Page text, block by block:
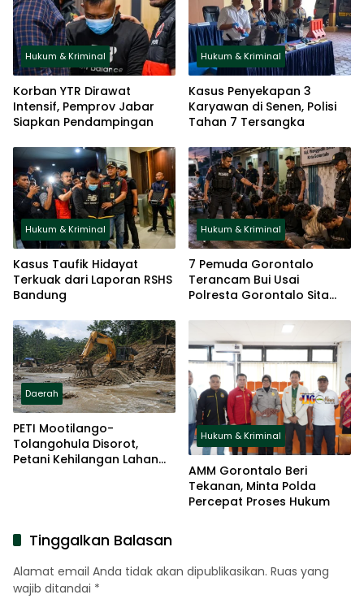
Hukum & Kriminal
Korban YTR Dirawat
Intensif, Pemprov Jabar
Siapkan Pendampingan
Hukum & Kriminal
Kasus Penyekapan 3
Karyawan di Senen, Polisi
Tahan 7 Tersangka
Hukum & Kriminal
Kasus Taufik Hidayat
Terkuak dari Laporan RSHS
Bandung
Hukum & Kriminal
7 Pemuda Gorontalo
Terancam Bui Usai
Polresta Gorontalo Sita
Daerah
PETI Mootilango-
Tolangohula Disorot,
Petani Kehilangan Lahan
Hukum & Kriminal
AMM Gorontalo Beri
Tekanan, Minta Polda
Percepat Proses Hukum
Tinggalkan Balasan
Alamat email Anda tidak akan dipublikasikan. Ruas yang
wajib ditandai *